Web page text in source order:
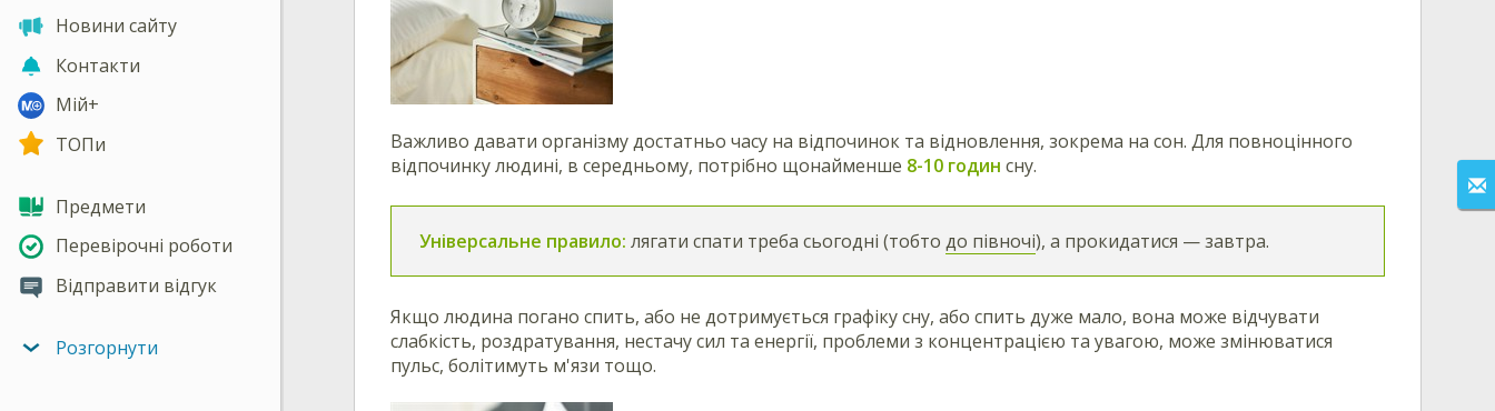
Новини сайту
Контакти
Мій+
ТОПи
Предмети
Перевірочні роботи
Відправити відгук
Розгорнути
Важливо давати організму достатньо часу на відпочинок та відновлення, зокрема на сон. Для повноцінного
відпочинку людині, в середньому, потрібно щонайменше 8-10 годин сну.
Універсальне правило: лягати спати треба сьогодні (тобто до півночі), а прокидатися — завтра.
Якщо людина погано спить, або не дотримується графіку сну, або спить дуже мало, вона може відчувати
слабкість, роздратування, нестачу сил та енергії, проблеми з концентрацією та увагою, може змінюватися
пульс, болітимуть м'язи тощо.